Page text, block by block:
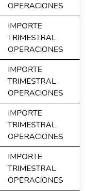
OPERACIONES
IMPORTE
TRIMESTRAL
OPERACIONES
IMPORTE
TRIMESTRAL
OPERACIONES
IMPORTE
TRIMESTRAL
OPERACIONES
IMPORTE
TRIMESTRAL
OPERACIONES